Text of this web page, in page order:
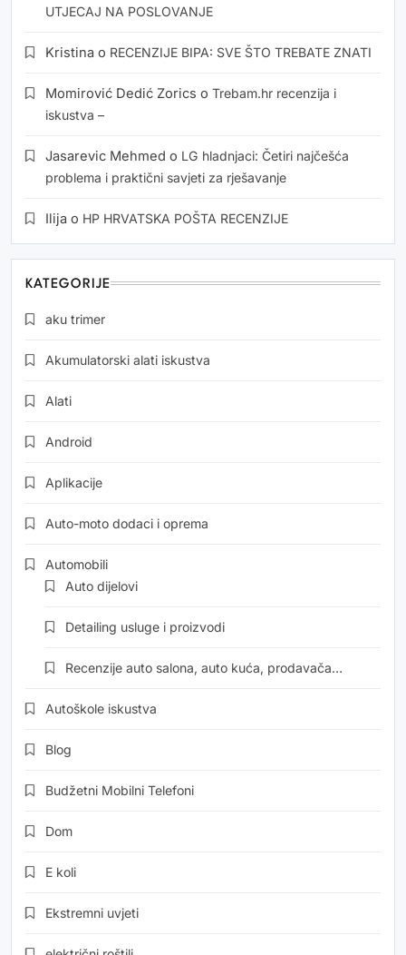
UTJECAJ NA POSLOVANJE
Kristina o RECENZIJE BIPA: SVE ŠTO TREBATE ZNATI
Momirović Dedić Zorics o Trebam.hr recenzija i
iskustva –
Jasarevic Mehmed o LG hladnjaci: Četiri najčešća
problema i praktični savjeti za rješavanje
Ilija o HP HRVATSKA POŠTA RECENZIJE
KATEGORIJE
aku trimer
Akumulatorski alati iskustva
Alati
Android
Aplikacije
Auto-moto dodaci i oprema
Automobili
Auto dijelovi
Detailing usluge i proizvodi
Recenzije auto salona, auto kuća, prodavača…
Autoškole iskustva
Blog
Budžetni Mobilni Telefoni
Dom
E koli
Ekstremni uvjeti